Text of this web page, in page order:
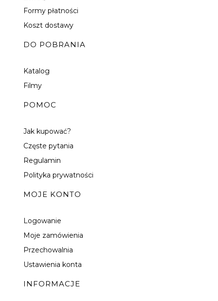
Formy płatności
Koszt dostawy
DO POBRANIA
Katalog
Filmy
POMOC
Jak kupować?
Częste pytania
Regulamin
Polityka prywatności
MOJE KONTO
Logowanie
Moje zamówienia
Przechowalnia
Ustawienia konta
INFORMACJE